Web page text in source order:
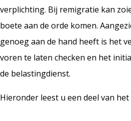
verplichting. Bij remigratie kan
boete aan de orde komen.
genoeg aan de hand heeft is het
voren te laten checken en het
de belastingdienst.
Hieronder leest u een deel van